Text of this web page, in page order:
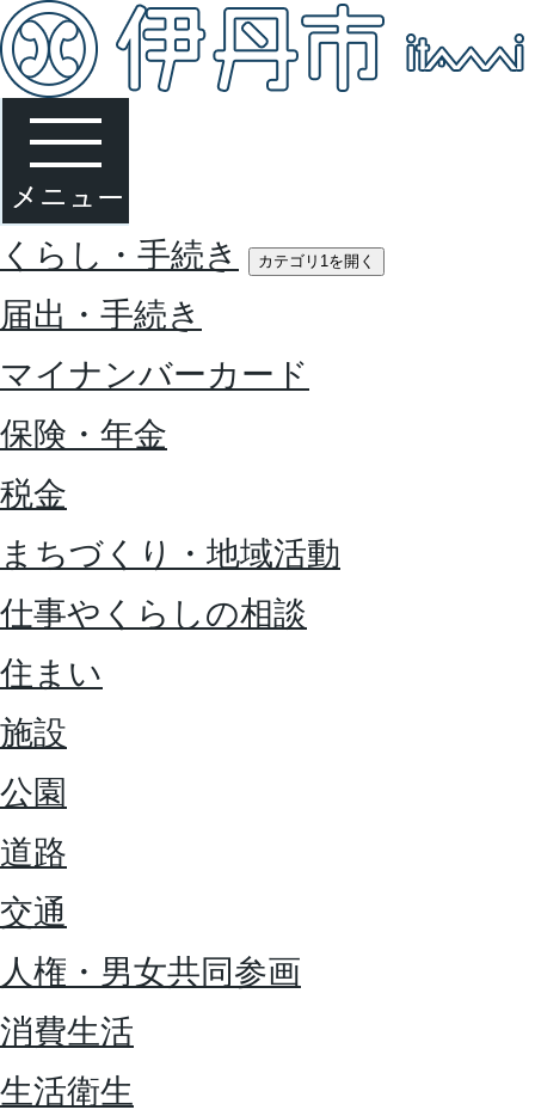
くらし・手続き カテゴリ1を開く
届出・手続き
マイナンバーカード
保険・年金
税金
まちづくり・地域活動
仕事やくらしの相談
住まい
施設
公園
道路
交通
人権・男女共同参画
消費生活
生活衛生